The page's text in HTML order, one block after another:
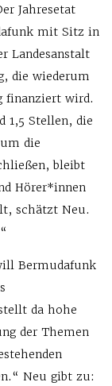
Jahresetat
mit Sitz in
Landesanstalt
die wiederum
finanziert wird.
1,5 Stellen, die
die
bleibt
Hörer*innen
schätzt Neu.
Bermudafunk
da hohe
der Themen
Neu gibt zu: